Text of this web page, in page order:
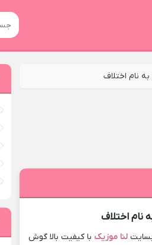
نام اختلاف
نام اختلاف
لنا موزیک با کیفیت بالا گوش